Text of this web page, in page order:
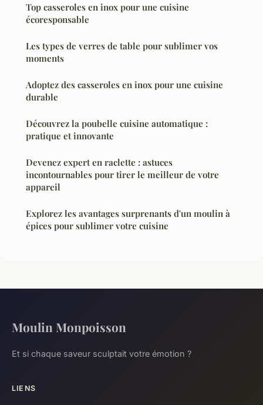
Top casseroles en inox pour une cuisine
écoresponsable
Les types de verres de table pour sublimer vos
moments
Adoptez des casseroles en inox pour une cuisine
durable
Découvrez la poubelle cuisine automatique :
pratique et innovante
Devenez expert en raclette : astuces
incontournables pour tirer le meilleur de votre
appareil
Explorez les avantages surprenants d'un moulin à
épices pour sublimer votre cuisine
Moulin Monpoisson
Et si chaque saveur sculptait votre émotion ?
LIENS